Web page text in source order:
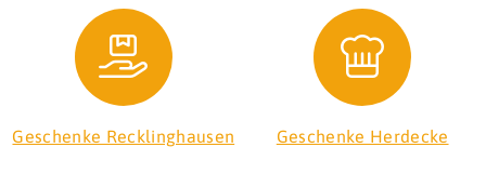
Geschenke Recklinghausen Geschenke Herdecke